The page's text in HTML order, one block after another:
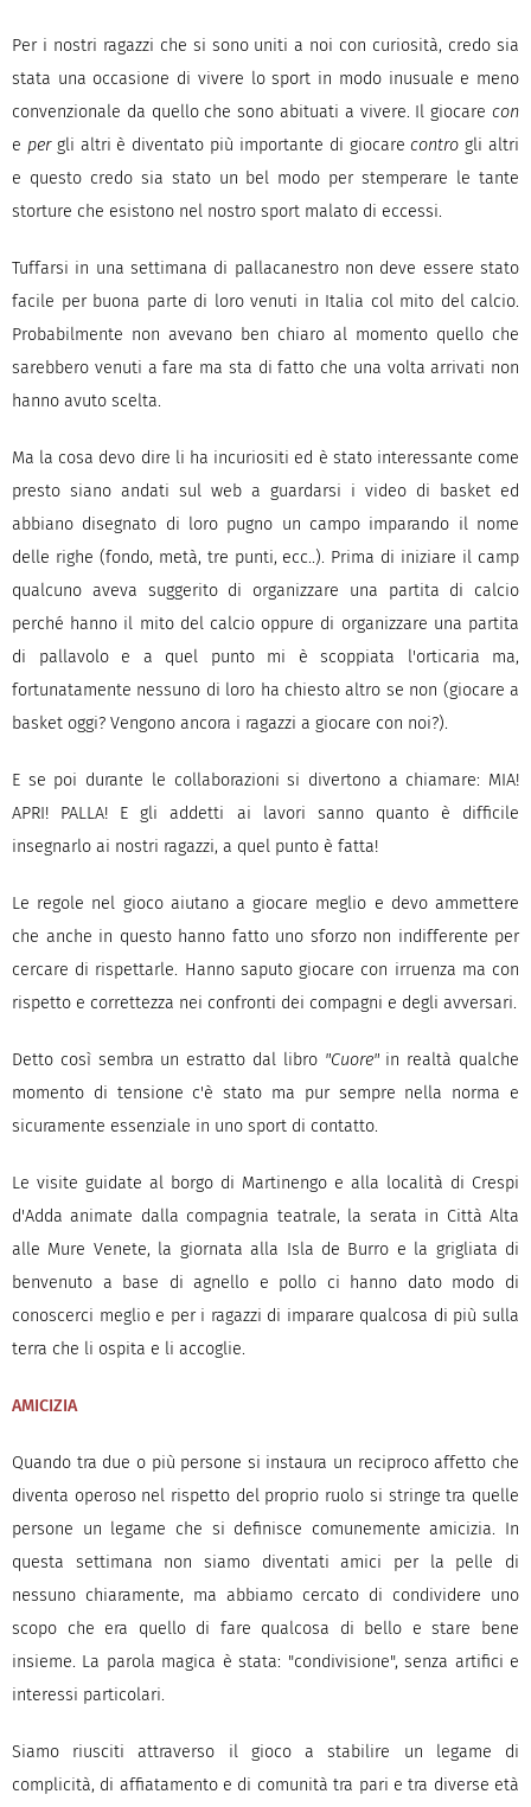
Per i nostri ragazzi che si sono uniti a noi con curiosità, credo sia
stata una occasione di vivere lo sport in modo inusuale e meno
convenzionale da quello che sono abituati a vivere. Il giocare con
e pergli altri è diventato più importante di giocarecontro gli altri
e questo credo sia stato un bel modo per stemperare le tante
storture che esistono nel nostro sport malato di eccessi.
Tuffarsi in una settimana di pallacanestro non deve essere stato
facile per buona parte di loro venuti in Italia col mito del calcio.
Probabilmente non avevano ben chiaro al momento quello che
sarebbero venuti a fare ma sta di fatto che una volta arrivati non
hanno avuto scelta.
Ma la cosa devo dire li ha incuriositi ed è stato interessante come
presto siano andati sul web a guardarsi i video di basket ed
abbiano disegnato di loro pugno un campo imparando il nome
delle righe (fondo, metà, tre punti, ecc..). Prima di iniziare il camp
qualcuno aveva suggerito di organizzare una partita di calcio
perché hanno il mito del calcio oppure di organizzare una partita
di pallavolo e a quel punto mi è scoppiata l'orticaria ma,
fortunatamente nessuno di loro ha chiesto altro se non (giocare a
basket oggi? Vengono ancora i ragazzi a giocare con noi?).
E se poi durante le collaborazioni si divertono a chiamare: MIA!
APRI! PALLA! E gli addetti ai lavori sanno quanto è difficile
insegnarlo ai nostri ragazzi, a quel punto è fatta!
Le regole nel gioco aiutano a giocare meglio e devo ammettere
che anche in questo hanno fatto uno sforzo non indifferente per
cercare di rispettarle. Hanno saputo giocare con irruenza ma con
rispetto e correttezza nei confronti dei compagni e degli avversari.
Detto così sembra un estratto dal libro "Cuore"in realtà qualche
momento di tensione c'è stato ma pur sempre nella norma e
sicuramente essenziale in uno sport di contatto.
Le visite guidate al borgo di Martinengo e alla località di Crespi
d'Adda animate dalla compagnia teatrale, la serata in Città Alta
alle Mure Venete, la giornata alla Isla de Burro e la grigliata di
benvenuto a base di agnello e pollo ci hanno dato modo di
conoscerci meglio e per i ragazzi di imparare qualcosa di più sulla
terra che li ospita e li accoglie.
AMICIZIA
Quando tra due o più persone si instaura un reciproco affetto che
diventa operoso nel rispetto del proprio ruolo si stringe tra quelle
persone un legame che si definisce comunemente amicizia. In
questa settimana non siamo diventati amici per la pelle di
nessuno chiaramente, ma abbiamo cercato di condividere uno
scopo che era quello di fare qualcosa di bello e stare bene
insieme. La parola magica è stata: "condivisione", senza artifici e
interessi particolari.
Siamo riusciti attraverso il gioco a stabilire un legame di
complicità, di affiatamento e di comunità tra pari e tra diverse età